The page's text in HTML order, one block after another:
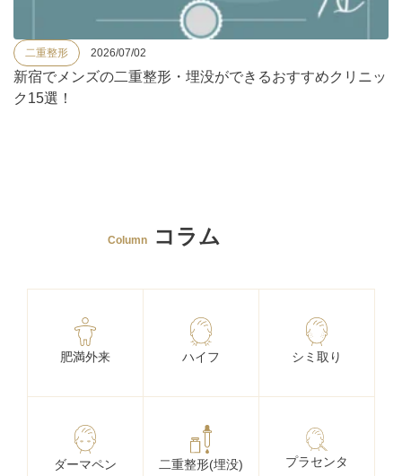
二重整形 2026/07/02
新宿でメンズの二重整形・埋没ができるおすすめクリニッ
ク15選！
Column コラム
肥満外来 ハイフ シミ取り
ダーマペン 二重整形(埋没) プラセンタ